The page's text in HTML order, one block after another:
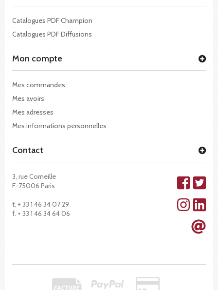
Catalogues PDF Champion
Catalogues PDF Diffusions
Mon compte
Mes commandes
Mes avoirs
Mes adresses
Mes informations personnelles
Contact
3, rue Corneille
F-75006 Paris
t. + 33 1 46 34 07 29
f. + 33 1 46 34 64 06